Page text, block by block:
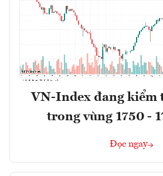
VN-Index đang kiểm
trong vùng 1750 -
Đọc ngay